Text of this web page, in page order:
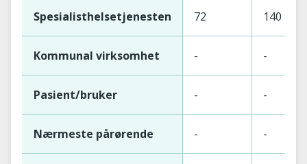
Spesialisthelsetjenesten 72 140
Kommunal virksomhet - -
Pasient/bruker - -
Nærmeste pårørende - -